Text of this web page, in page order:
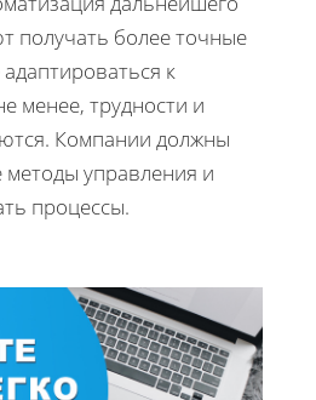
получать более точные
к
менее, трудности и
Компании должны
методы управления и
процессы.